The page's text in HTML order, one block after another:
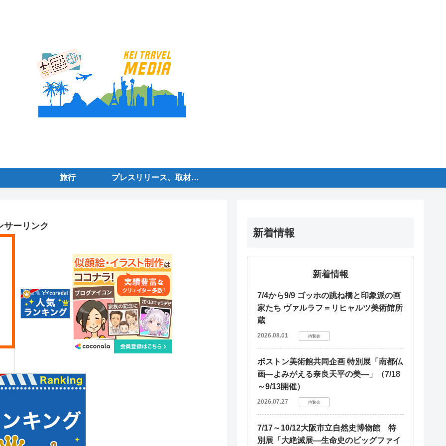
旅行 プレスリリース、取材案内、ニュース、情報を募集しております。
サーリンク
新着情報
新着情報
7/4から9/9 ゴッホの跳ね橋と印象派の画
家たち ヴァルラフ＝リヒャルツ美術館所
蔵
2026.08.01 内覧会
ボストン美術館共同企画 特別展「南都仏
画―よみがえる奈良天平の美―」（7/18
～9/13開催）
2026.07.27 内覧会
7/17～10/12大阪市立自然史博物館 特
別展「大絶滅展―生命史のビッグファイ